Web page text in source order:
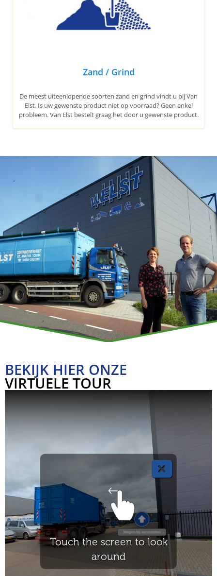
Zand / Grind
De meest uiteenlopende soorten zand en grind vindt u bij Van
Elst. Is uw gewenste product niet op voorraad? Geen enkel
probleem. Van Elst bestelt graag het door u gewenste product.
BEKIJK HIER ONZE
VIRTUELE TOUR